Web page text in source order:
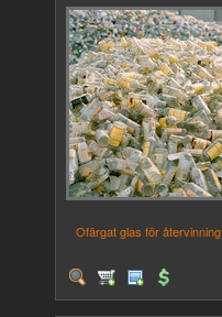
Ofärgat glas för återvinning